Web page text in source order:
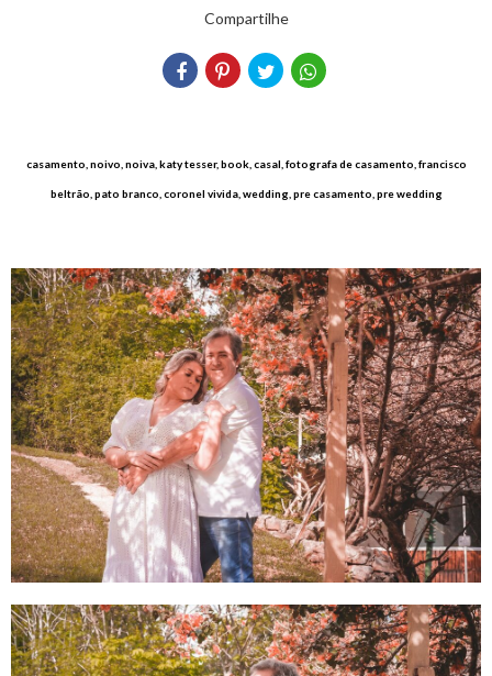
Compartilhe
casamento, noivo, noiva, katy tesser, book, casal, fotografa de casamento, francisco
beltrão, pato branco, coronel vivida, wedding, pre casamento, pre wedding